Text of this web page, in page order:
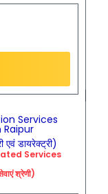
Services
Raipur
एवं डायरेक्ट्री)
Services
श्रेणी)